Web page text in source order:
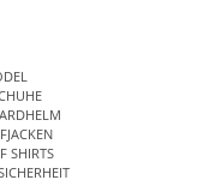
SHIRTS